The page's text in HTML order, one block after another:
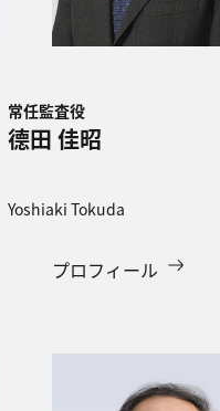
常任監査役
德田 佳昭
Yoshiaki Tokuda
プロフィール